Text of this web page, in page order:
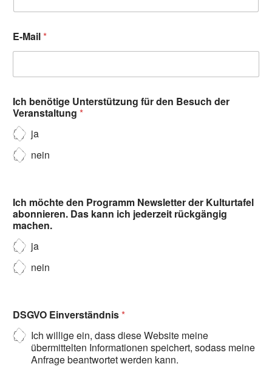
E-Mail*
Ich benötige Unterstützung für den Besuch der
Veranstaltung *
ja
nein
Ich möchte den Programm Newsletter der Kulturtafel
abonnieren. Das kann ich jederzeit rückgängig
machen.
ja
nein
DSGVO Einverständnis*
Ich willige ein, dass diese Website meine
übermittelten Informationen speichert, sodass meine
Anfrage beantwortet werden kann.